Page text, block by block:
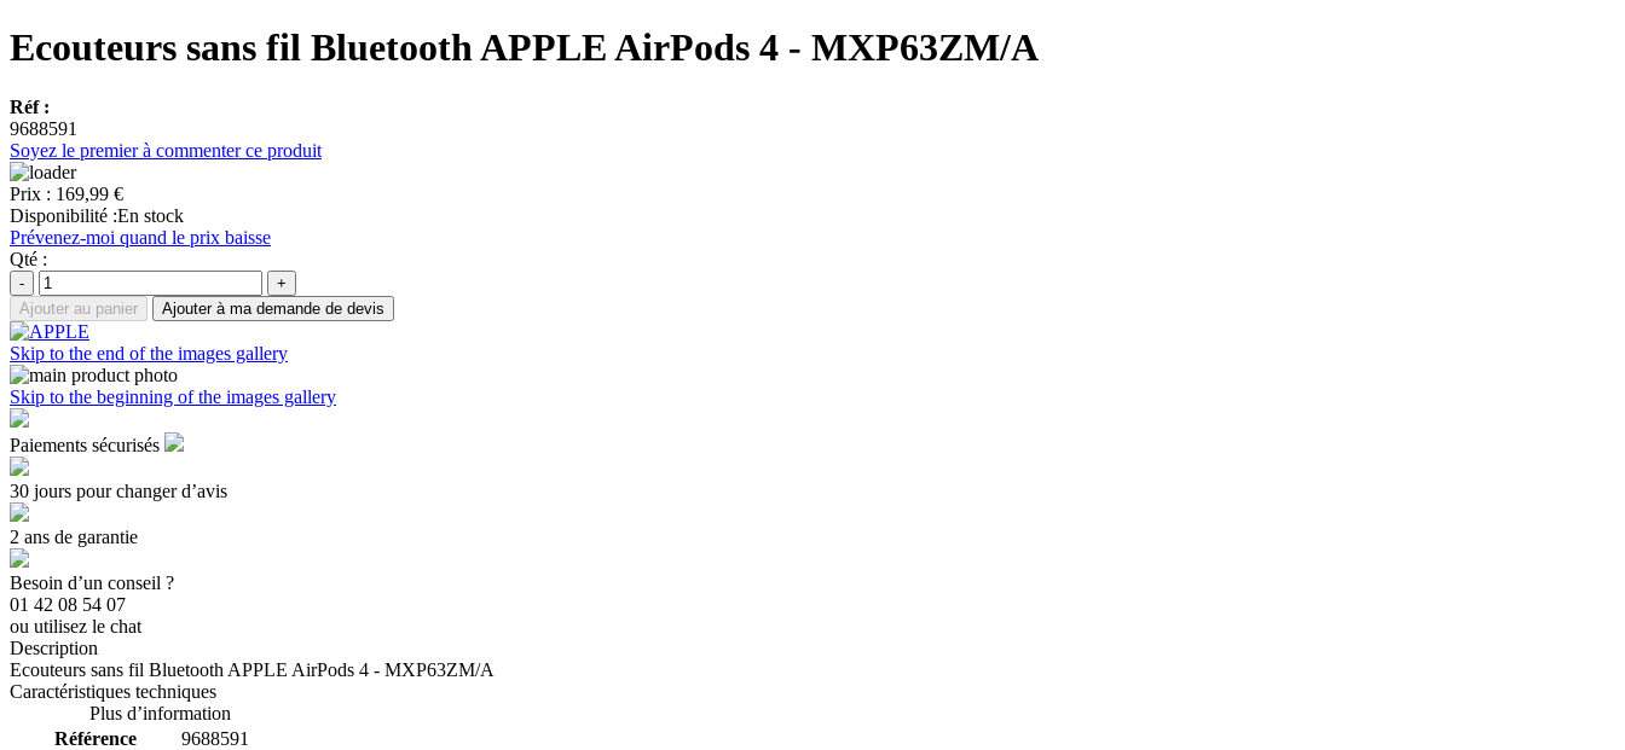
Ecouteurs sans fil Bluetooth APPLE AirPods 4 - MXP63ZM/A
Réf :
9688591
Soyez le premier à commenter ce produit
Prix : 169,99 €
Disponibilité :En stock
Prévenez-moi quand le prix baisse
Qté :
-
+
Ajouter au panier
Ajouter à ma demande de devis
Skip to the end of the images gallery
Skip to the beginning of the images gallery
Paiements sécurisés
30 jours pour changer d’avis
2 ans de garantie
Besoin d’un conseil ?
01 42 08 54 07
ou utilisez le chat
Description
Ecouteurs sans fil Bluetooth APPLE AirPods 4 - MXP63ZM/A
Caractéristiques techniques
Plus d’information
Référence
9688591